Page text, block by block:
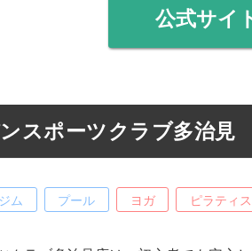
公式サイ
スポーツクラブ多治見
ム プール ヨガ ピラティス